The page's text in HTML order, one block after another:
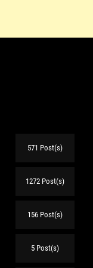
571 Post(s)
1272 Post(s)
156 Post(s)
5 Post(s)